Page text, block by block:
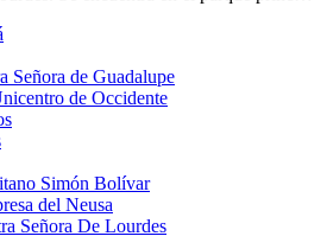
Señora de Guadalupe
de Occidente
Simón Bolívar
del Neusa
Señora De Lourdes